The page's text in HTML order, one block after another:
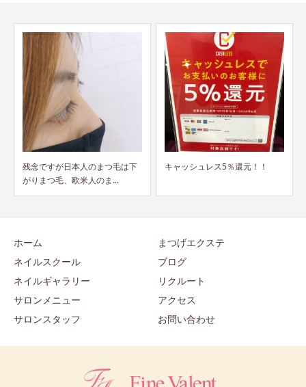
キャッシュレス5％還元！！
ネイルアートだけがネイルじゃ
ホーム
ネイルスクール
ネイルギャラリー
サロンメニュー
サロンスタッフ
まつげエクステ
ブログ
リクルート
アクセス
お問い合わせ